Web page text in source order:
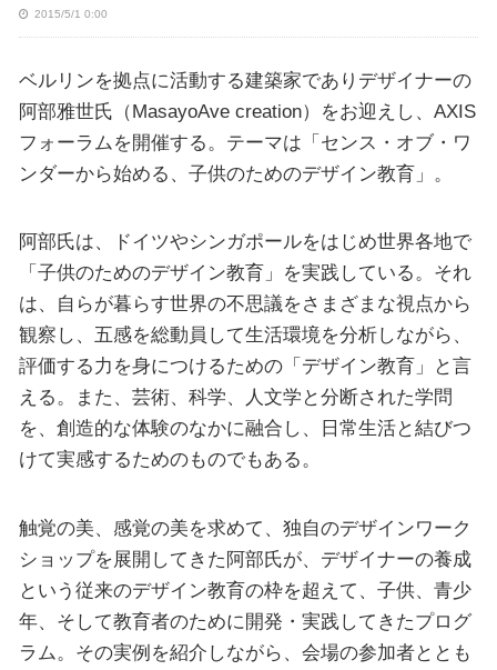
2015/5/1 0:00
ベルリンを拠点に活動する建築家でありデザイナーの
阿部雅世氏（MasayoAve creation）をお迎えし、AXIS
フォーラムを開催する。テーマは「センス・オブ・ワ
ンダーから始める、子供のためのデザイン教育」。
阿部氏は、ドイツやシンガポールをはじめ世界各地で
「子供のためのデザイン教育」を実践している。それ
は、自らが暮らす世界の不思議をさまざまな視点から
観察し、五感を総動員して生活環境を分析しながら、
評価する力を身につけるための「デザイン教育」と言
える。また、芸術、科学、人文学と分断された学問
を、創造的な体験のなかに融合し、日常生活と結びつ
けて実感するためのものでもある。
触覚の美、感覚の美を求めて、独自のデザインワーク
ショップを展開してきた阿部氏が、デザイナーの養成
という従来のデザイン教育の枠を超えて、子供、青少
年、そして教育者のために開発・実践してきたプログ
ラム。その実例を紹介しながら、会場の参加者ととも